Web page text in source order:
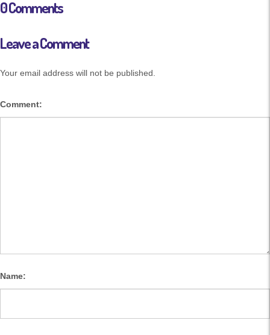
0 Comments
Leave a Comment
Your email address will not be published.
Comment:
Name: